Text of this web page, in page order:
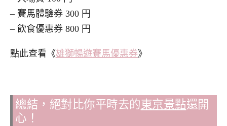
– 賽馬體驗券 300 円
– 飲食優惠券 800 円
點此查看《雄獅暢遊賽馬優惠券》
總結，絕對比你平時去的東京景點還開
心！